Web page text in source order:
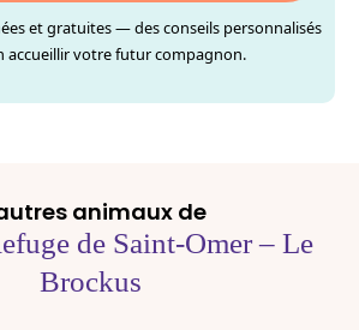
et gratuites — des conseils personnalisés
accueillir votre futur compagnon.
animaux de
de Saint-Omer – Le
Brockus